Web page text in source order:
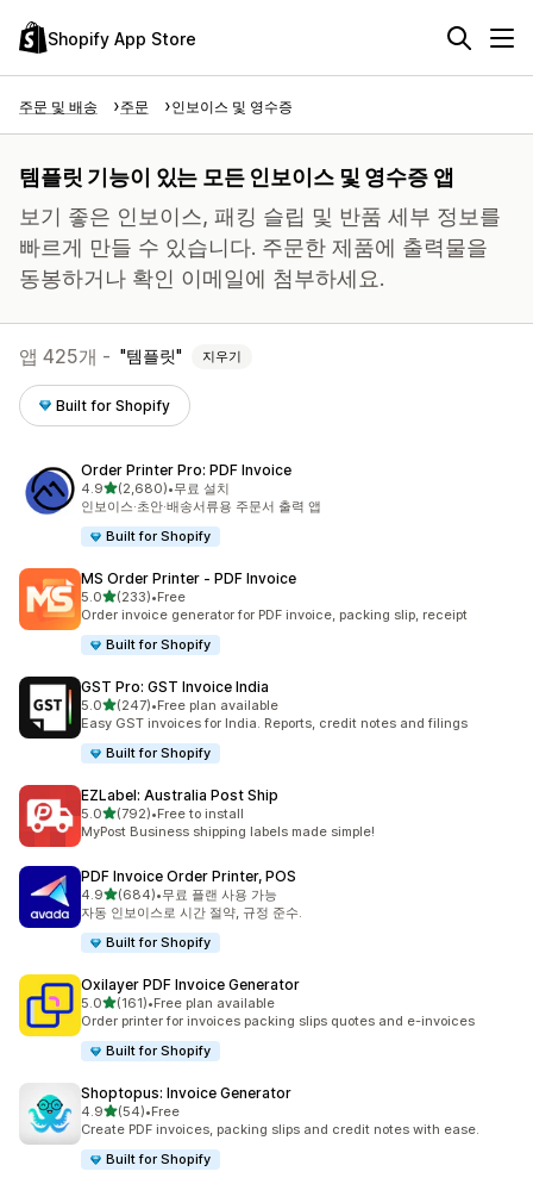
Shopify App Store
주문 및 배송 주문 인보이스 및 영수증
템플릿 기능이 있는 모든 인보이스 및 영수증 앱
보기 좋은 인보이스, 패킹 슬립 및 반품 세부 정보를
빠르게 만들 수 있습니다. 주문한 제품에 출력물을
동봉하거나 확인 이메일에 첨부하세요.
앱 425개 - 템플릿 지우기
Built for Shopify
Order Printer Pro: PDF Invoice
4.9별 5개 중
(2,680)
총 리뷰 2680개
•무료 설치
인보이스·초안·배송서류용 주문서 출력 앱
Built for Shopify
MS Order Printer ‑ PDF Invoice
5.0별 5개 중
(233)
총 리뷰 233개
•Free
Order invoice generator for PDF invoice, packing slip, receipt
Built for Shopify
GST Pro: GST Invoice India
5.0별 5개 중
(247)
총 리뷰 247개
•Free plan available
Easy GST invoices for India. Reports, credit notes and filings
Built for Shopify
EZLabel: Australia Post Ship
5.0별 5개 중
(792)
총 리뷰 792개
•Free to install
MyPost Business shipping labels made simple!
PDF Invoice Order Printer, POS
4.9별 5개 중
(684)
총 리뷰 684개
•무료 플랜 사용 가능
자동 인보이스로 시간 절약, 규정 준수.
Built for Shopify
Oxilayer PDF Invoice Generator
5.0별 5개 중
(161)
총 리뷰 161개
•Free plan available
Order printer for invoices packing slips quotes and e-invoices
Built for Shopify
Shoptopus: Invoice Generator
4.9별 5개 중
(54)
총 리뷰 54개
•Free
Create PDF invoices, packing slips and credit notes with ease.
Built for Shopify